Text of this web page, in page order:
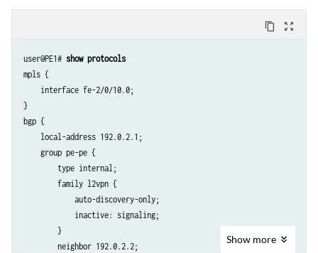
lo0 {
    unit 0 {
        family inet {
            address 192.0.2.1/24;
        }
    }
content_copy zoom_out_map
user@PE1# show protocols
mpls {
    interface fe-2/0/10.0;
}
bgp {
    local-address 192.0.2.1;
    group pe-pe {
        type internal;
        family l2vpn {
            auto-discovery-only;
            inactive: signaling;
        }
        neighbor 192.0.2.2;
Show more